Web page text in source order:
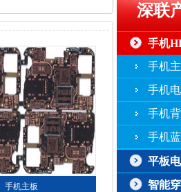
手机主板
深联
手机
手机
手机
手机
手机
平板
智能